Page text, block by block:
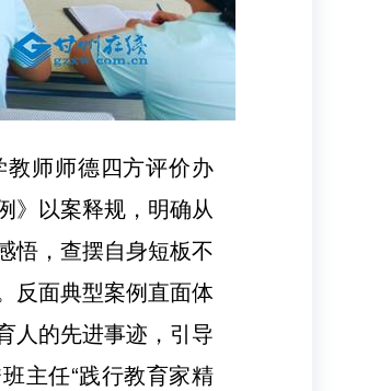
师师德四方评价办
》以案释规，明确从
悟，查摆自身短板不
反面典型案例直面体
人的先进事迹，引导
主任“践行教育家精